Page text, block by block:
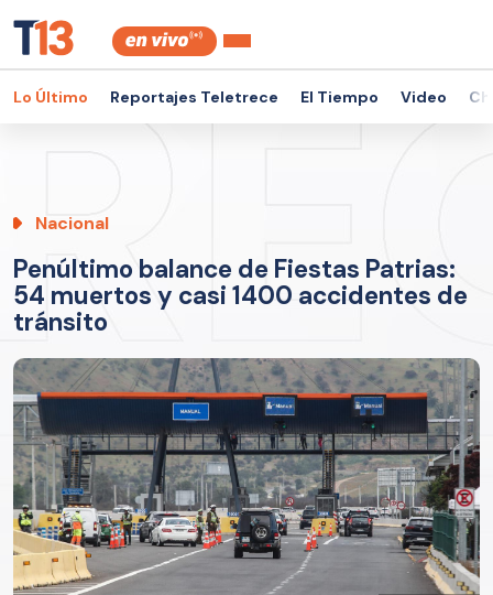
Lo Último Reportajes Teletrece El Tiempo Video
Nacional
Penúltimo balance de Fiestas Patrias:
54 muertos y casi 1400 accidentes de
tránsito